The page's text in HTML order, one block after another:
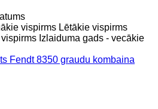
vispirms Lētākie vispirms
Izlaiduma gads - vecākie